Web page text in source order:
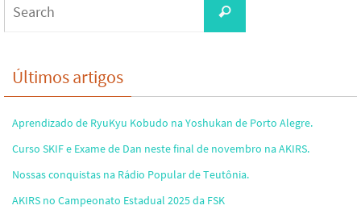
Search
Últimos artigos
Aprendizado de RyuKyu Kobudo na Yoshukan de Porto Alegre.
Curso SKIF e Exame de Dan neste final de novembro na AKIRS.
Nossas conquistas na Rádio Popular de Teutônia.
AKIRS no Campeonato Estadual 2025 da FSK